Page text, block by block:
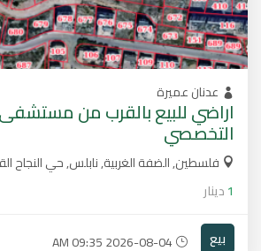
عدنان عميرة
اراضي للبيع بالقرب من
التخصصي
فلسطين, الضفة الغربية, نابلس, حي النجاح
1دينار
بيع